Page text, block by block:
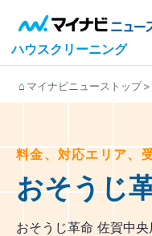
ハウスクリーニング
マイナビニューストップ
料金、対応エリア、
おそうじ
おそうじ革命 佐賀中